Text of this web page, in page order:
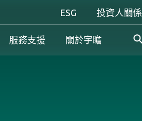
ESG 投資人關係
服務支援 關於宇瞻